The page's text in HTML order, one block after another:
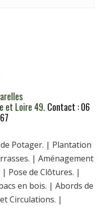
et Loire 49. Contact :06
Potager. | Plantation
| Aménagement
Pose de Clôtures. |
en bois. | Abords de
Circulations. |